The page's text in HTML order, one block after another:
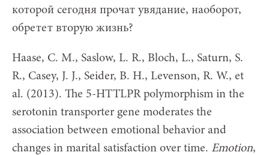
которой сегодня прочат увядание, наоборот,
обретет вторую жизнь?
Haase, C. M., Saslow, L. R., Bloch, L., Saturn, S.
R., Casey, J. J., Seider, B. H., Levenson, R. W., et
al. (2013). The 5-HTTLPR polymorphism in the
serotonin transporter gene moderates the
association between emotional behavior and
changes in marital satisfaction over time. Emotion,